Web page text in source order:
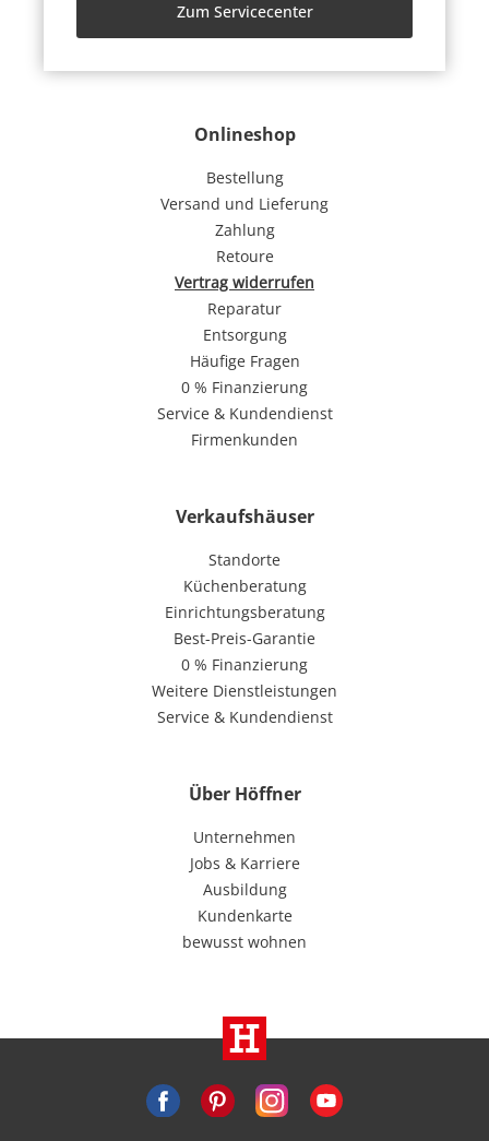
Onlineshop
Bestellung
Versand und Lieferung
Zahlung
Retoure
Vertrag widerrufen
Reparatur
Entsorgung
Häufige Fragen
0 % Finanzierung
Service & Kundendienst
Firmenkunden
Verkaufshäuser
Standorte
Küchenberatung
Einrichtungsberatung
Best-Preis-Garantie
0 % Finanzierung
Weitere Dienstleistungen
Service & Kundendienst
Über Höffner
Unternehmen
Jobs & Karriere
Ausbildung
Kundenkarte
bewusst wohnen
Zum Servicecenter